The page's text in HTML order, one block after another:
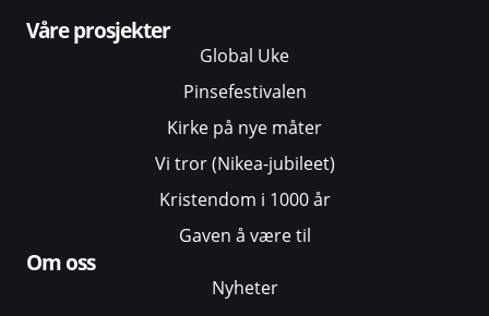
Våre prosjekter
Global Uke
Pinsefestivalen
Kirke på nye måter
Vi tror (Nikea-jubileet)
Kristendom i 1000 år
Gaven å være til
Om oss
Nyheter